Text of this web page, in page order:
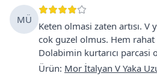
MÜ
Keten olmasi zaten artısı.
cok guzel olmus. Hem rahat
Dolabimin kurtarıcı parcasi
Ürün: Mor İtalyan V Yaka